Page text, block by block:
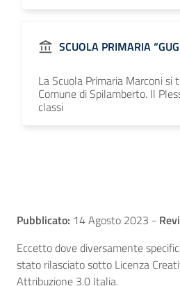
SCUOLA PRIMARIA
La Scuola Primaria Marconi
Comune di Spilamberto. Il
classi
Pubblicato: 14 Agosto 2023 -
Eccetto dove diversamente
stato rilasciato sotto Licenza
Attribuzione 3.0 Italia.